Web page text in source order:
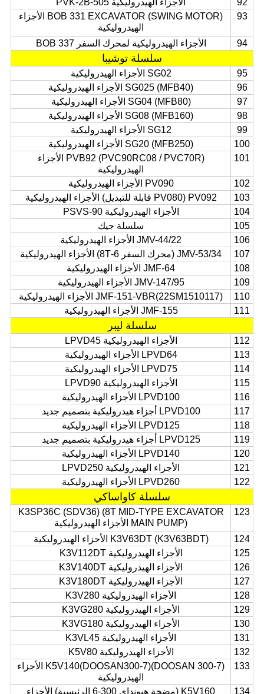
92
الأجزاء الهيدروليكية PVK-2B-505
93
BOB 331 EXCAVATOR (SWING MOTOR) الأجزاء
الهيدروليكية
94
الأجزاء الهيدروليكية لمحرك السفر BOB 337
سلسلة توشيبا
95
SG02 الأجزاء الهيدروليكية
96
SG025 (MFB40) الأجزاء الهيدروليكية
97
SG04 (MFB80) الأجزاء الهيدروليكية
98
SG08 (MFB160) الأجزاء الهيدروليكية
99
SG12 الأجزاء الهيدروليكية
100
SG20 (MFB250) الأجزاء الهيدروليكية
101
PVB92 (PVC90RC08 / PVC70R) الأجزاء
الهيدروليكية
102
PV090 الأجزاء الهيدروليكية
103
PV092 (PV080 قابلة للتبديل) الأجزاء الهيدروليكية
104
الأجزاء الهيدروليكية PSVS-90
105
سلسلة جيك
106
JMV-44/22 الأجزاء الهيدروليكية
107
JMV-53/34 (محرك السفر 6-8T) الأجزاء الهيدروليكية
108
JMF-64 الأجزاء الهيدروليكية
109
JMV-147/95 الأجزاء الهيدروليكية
110
JMF-151-VBR(22SM1510117) الأجزاء الهيدروليكية
111
JMF-155 الأجزاء الهيدروليكية
سلسلة ليبر
112
الأجزاء الهيدروليكية LPVD45
113
LPVD64 الأجزاء الهيدروليكية
114
LPVD75 الأجزاء الهيدروليكية
115
الأجزاء الهيدروليكية LPVD90
116
LPVD100 الأجزاء الهيدروليكية
117
LPVD100 أجزاء هيدروليكية بتصميم جديد
118
LPVD125 الأجزاء الهيدروليكية
119
LPVD125 أجزاء هيدروليكية بتصميم جديد
120
LPVD140 الأجزاء الهيدروليكية
121
الأجزاء الهيدروليكية LPVD250
122
LPVD260 الأجزاء الهيدروليكية
سلسلة كاواساكي
123
K3SP36C (SDV36) (8T MID-TYPE EXCAVATOR
MAIN PUMP) الأجزاء الهيدروليكية
124
K3V63DT (K3V63BDT) الأجزاء الهيدروليكية
125
الأجزاء الهيدروليكية K3V112DT
126
الأجزاء الهيدروليكية K3V140DT
127
الأجزاء الهيدروليكية K3V180DT
128
الأجزاء الهيدروليكية K3V280
129
الأجزاء الهيدروليكية K3VG280
130
الأجزاء الهيدروليكية K3VG180
131
الأجزاء الهيدروليكية K3VL45
132
الأجزاء الهيدروليكية K5V80
133
K5V140(DOOSAN300-7)(DOOSAN 300-7) الأجزاء
الهيدروليكية
134
K5V160 (مضخة هيونداي 300-6 الرئيسية) الأجزاء